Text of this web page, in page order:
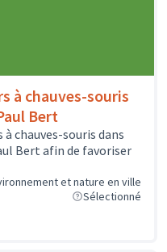
à chauves-souris
Bert
chauves-souris dans
Bert afin de favoriser
et nature en ville
Sélectionné